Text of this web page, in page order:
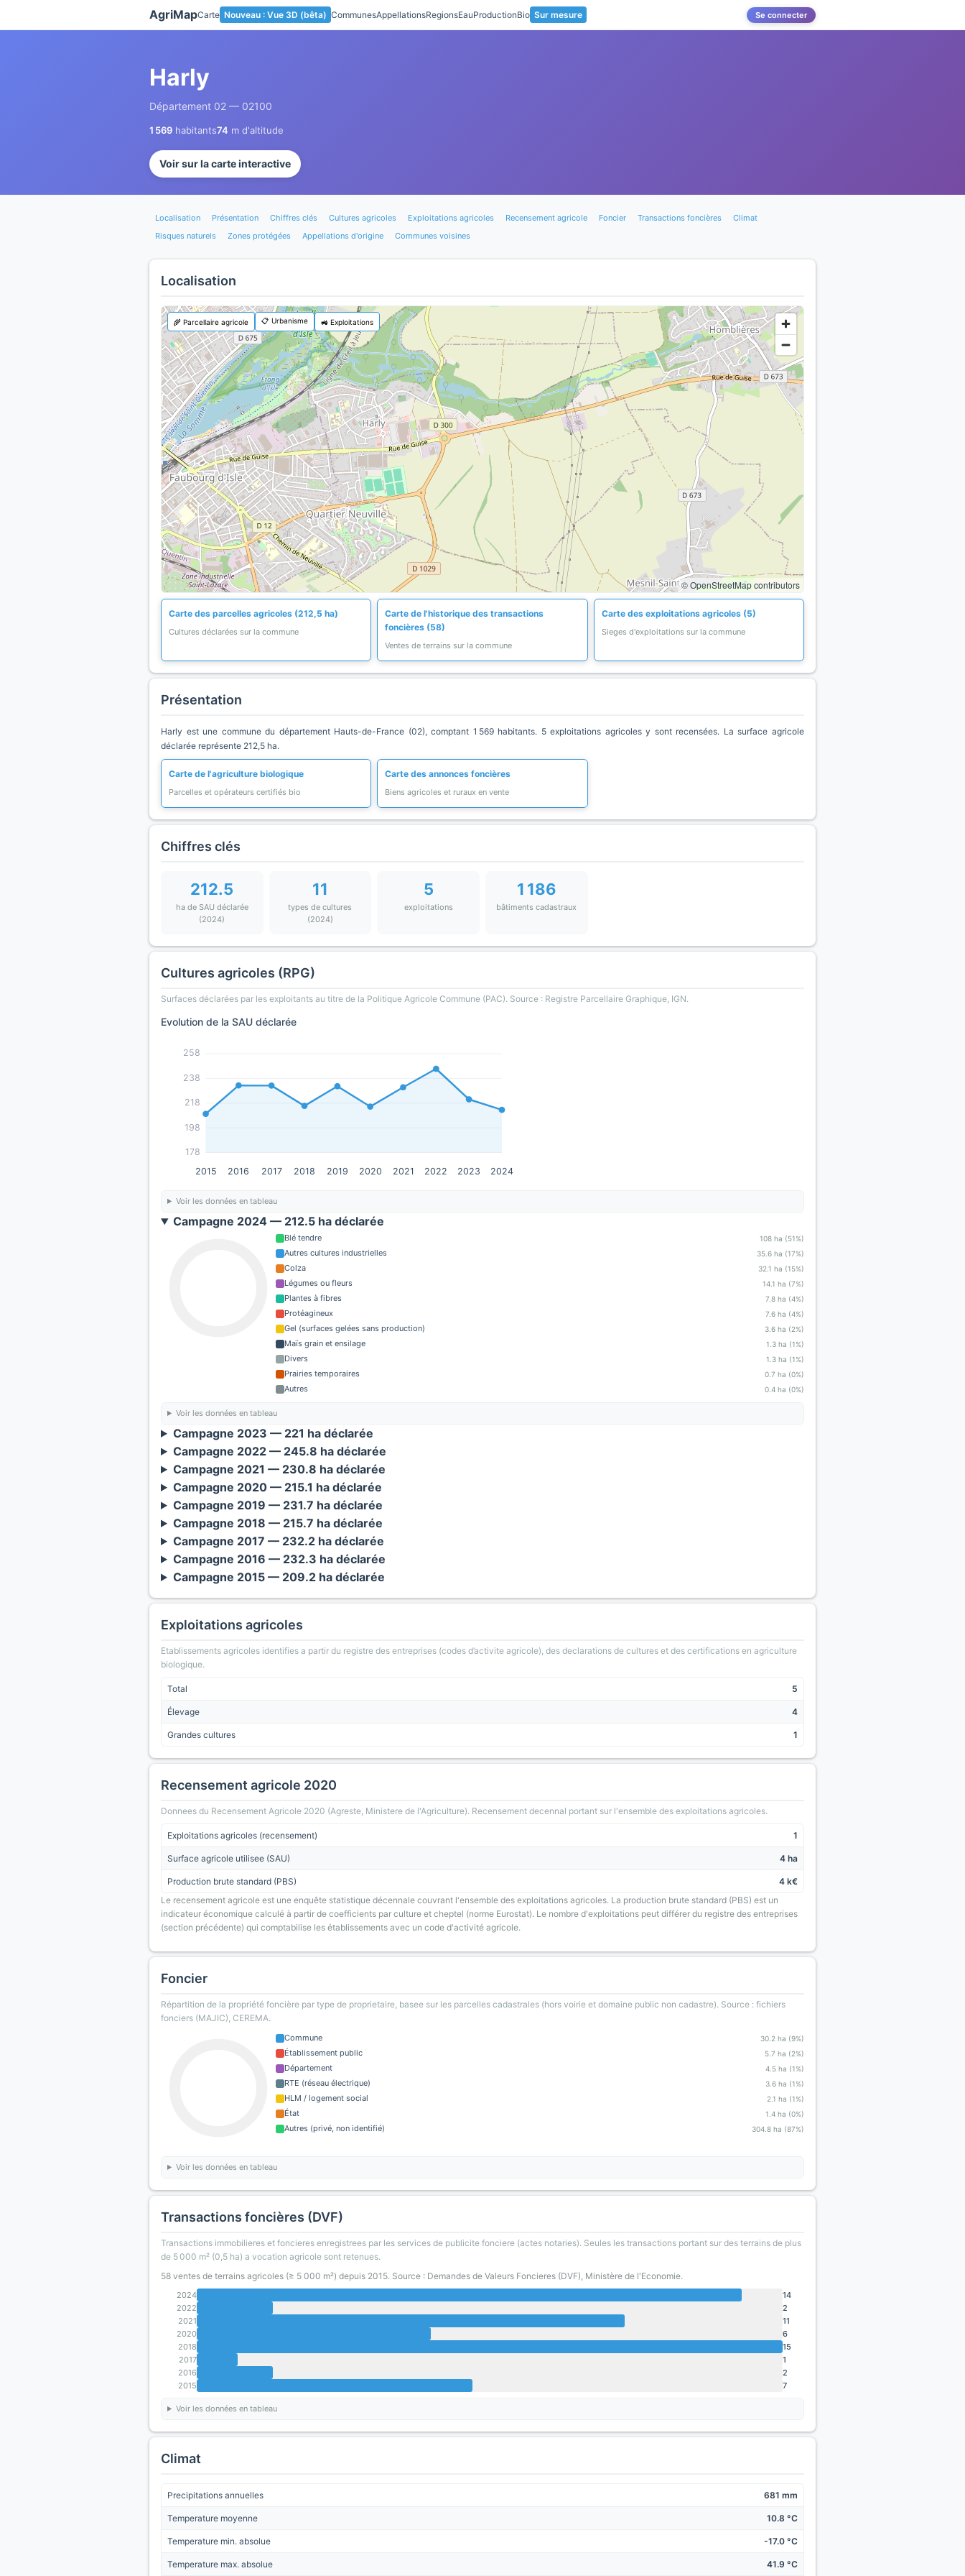
AgriMapCarte Nouveau : Vue 3D (bêta) CommunesAppellationsRegionsEauProductionBio Sur mesure Se connecter
Harly
Département 02 — 02100
1 569 habitants74 m d'altitude
Voir sur la carte interactive
Localisation Présentation Chiffres clés Cultures agricoles Exploitations agricoles Recensement agricole Foncier Transactions foncières
Climat
Risques naturels
Zones protégées Appellations d'origine Communes voisines
Localisation
© OpenStreetMap contributors
🌾 Parcellaire agricole 📋 Urbanisme 🚜 Exploitations
Carte des parcelles agricoles (212,5 ha)
Cultures déclarées sur la commune
Carte de l'historique des transactions
foncières (58)
Ventes de terrains sur la commune
Carte des exploitations agricoles (5)
Sieges d'exploitations sur la commune
Présentation
Harly est une commune du département Hauts-de-France (02), comptant 1 569 habitants. 5 exploitations agricoles y sont recensées. La surface agricole
déclarée représente 212,5 ha.
Carte de l'agriculture biologique
Parcelles et opérateurs certifiés bio
Carte des annonces foncières
Biens agricoles et ruraux en vente
Chiffres clés
212.5
ha de SAU déclarée
(2024)
11
types de cultures
(2024)
5
exploitations
1 186
bâtiments cadastraux
Cultures agricoles (RPG)
Surfaces déclarées par les exploitants au titre de la Politique Agricole Commune (PAC). Source : Registre Parcellaire Graphique, IGN.
Evolution de la SAU déclarée
178
198
218
238
258
2015 2016 2017 2018 2019 2020 2021 2022 2023 2024
Voir les données en tableau
Campagne 2024 — 212.5 ha déclarée
Blé tendre 108 ha (51%)
Autres cultures industrielles 35.6 ha (17%)
Colza 32.1 ha (15%)
Légumes ou fleurs 14.1 ha (7%)
Plantes à fibres 7.8 ha (4%)
Protéagineux 7.6 ha (4%)
Gel (surfaces gelées sans production) 3.6 ha (2%)
Maïs grain et ensilage 1.3 ha (1%)
Divers 1.3 ha (1%)
Prairies temporaires 0.7 ha (0%)
Autres 0.4 ha (0%)
Voir les données en tableau
Campagne 2023 — 221 ha déclarée
Campagne 2022 — 245.8 ha déclarée
Campagne 2021 — 230.8 ha déclarée
Campagne 2020 — 215.1 ha déclarée
Campagne 2019 — 231.7 ha déclarée
Campagne 2018 — 215.7 ha déclarée
Campagne 2017 — 232.2 ha déclarée
Campagne 2016 — 232.3 ha déclarée
Campagne 2015 — 209.2 ha déclarée
Exploitations agricoles
Etablissements agricoles identifies a partir du registre des entreprises (codes d’activite agricole), des declarations de cultures et des certifications en agriculture
biologique.
Total 5
Élevage 4
Grandes cultures 1
Recensement agricole 2020
Donnees du Recensement Agricole 2020 (Agreste, Ministere de l'Agriculture). Recensement decennal portant sur l'ensemble des exploitations agricoles.
Exploitations agricoles (recensement) 1
Surface agricole utilisee (SAU) 4 ha
Production brute standard (PBS)
4 k€
Le recensement agricole est une enquête statistique décennale couvrant l'ensemble des exploitations agricoles. La production brute standard (PBS) est un
indicateur économique calculé à partir de coefficients par culture et cheptel (norme Eurostat). Le nombre d'exploitations peut différer du registre des entreprises
(section précédente) qui comptabilise les établissements avec un code d'activité agricole.
Foncier
Répartition de la propriété foncière par type de proprietaire, basee sur les parcelles cadastrales (hors voirie et domaine public non cadastre). Source : fichiers
fonciers (MAJIC), CEREMA.
Commune 30.2 ha (9%)
Établissement public 5.7 ha (2%)
Département 4.5 ha (1%)
RTE (réseau électrique) 3.6 ha (1%)
HLM / logement social 2.1 ha (1%)
État 1.4 ha (0%)
Autres (privé, non identifié) 304.8 ha (87%)
Voir les données en tableau
Transactions foncières (DVF)
Transactions immobilieres et foncieres enregistrees par les services de publicite fonciere (actes notaries). Seules les transactions portant sur des terrains de plus
de 5 000 m² (0,5 ha) a vocation agricole sont retenues.
58 ventes de terrains agricoles (≥ 5 000 m²) depuis 2015. Source : Demandes de Valeurs Foncieres (DVF), Ministère de l'Economie.
2024
14
2022
2
2021
11
2020
6
2018
15
2017
1
2016
2
2015
7
Voir les données en tableau
Climat
Precipitations annuelles 681 mm
Temperature moyenne 10.8 °C
Temperature min. absolue -17.0 °C
Temperature max. absolue 41.9 °C
Panneau de gestion des cookies